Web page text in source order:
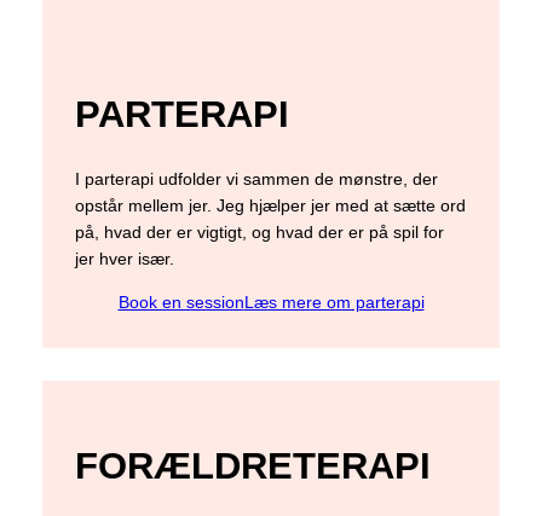
PARTERAPI
I parterapi udfolder vi sammen de mønstre, der
opstår mellem jer. Jeg hjælper jer med at sætte ord
på, hvad der er vigtigt, og hvad der er på spil for
jer hver især.
Book en sessionLæs mere om parterapi
FORÆLDRETERAPI